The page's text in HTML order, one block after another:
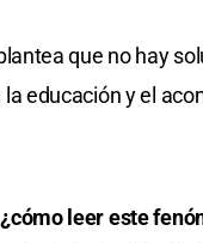
que no hay
educación y el
leer este